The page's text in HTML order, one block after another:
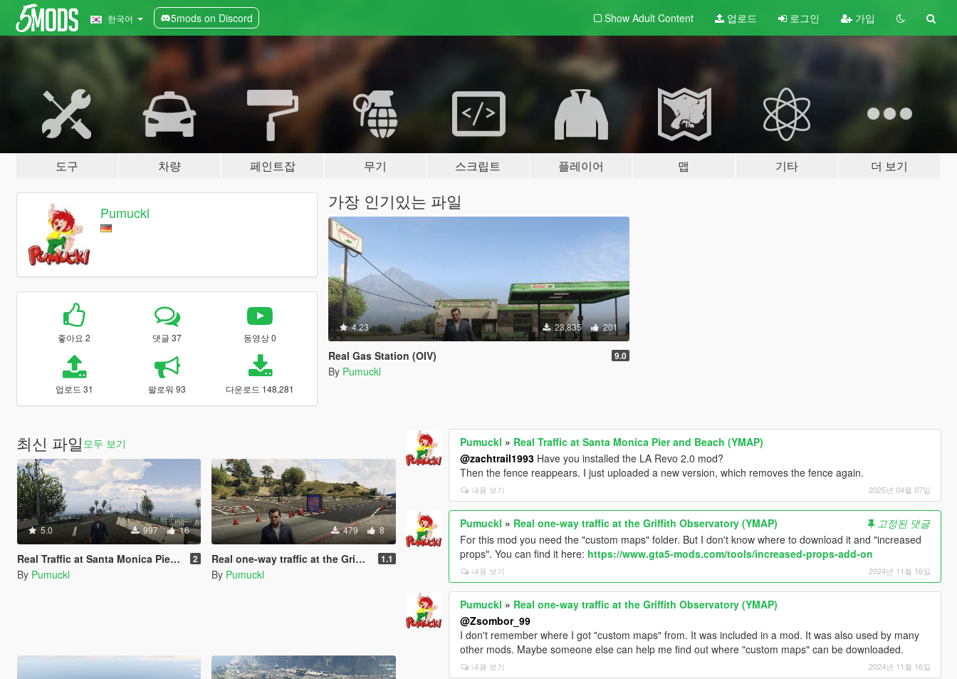
한국어 5mods on Discord Show Adult Content 업로드 로그인 가입
도구 차량 페인트잡 무기 스크립트 플레이어 맵 기타 더 보기
Pumuckl
좋아요 2 댓글 37 동영상 0
업로드 31 팔로워 93 다운로드 148,281
가장 인기있는 파일
4.23 23,835 201
Real Gas Station (OIV) 9.0
By Pumuckl
최신 파일 모두 보기
5.0 997 16
Real Traffic at Santa Monica Pier and Beach (YMAP) 2
By Pumuckl
479 8
Real one-way traffic at the Griffith Observatory (YMAP) 1.1
By Pumuckl
Pumuckl » Real Traffic at Santa Monica Pier and Beach (YMAP)
@zachtrail1993 Have you installed the LA Revo 2.0 mod?
Then the fence reappears. I just uploaded a new version, which removes the fence again.
내용 보기 2025년 04월 07일
Pumuckl » Real one-way traffic at the Griffith Observatory (YMAP)
고정된 댓글
For this mod you need the "custom maps" folder. But I don't know where to download it and "increased
props". You can find it here: https://www.gta5-mods.com/tools/increased-props-add-on
내용 보기 2024년 11월 16일
Pumuckl » Real one-way traffic at the Griffith Observatory (YMAP)
@Zsombor_99
I don't remember where I got "custom maps" from. It was included in a mod. It was also used by many
other mods. Maybe someone else can help me find out where "custom maps" can be downloaded.
내용 보기 2024년 11월 16일